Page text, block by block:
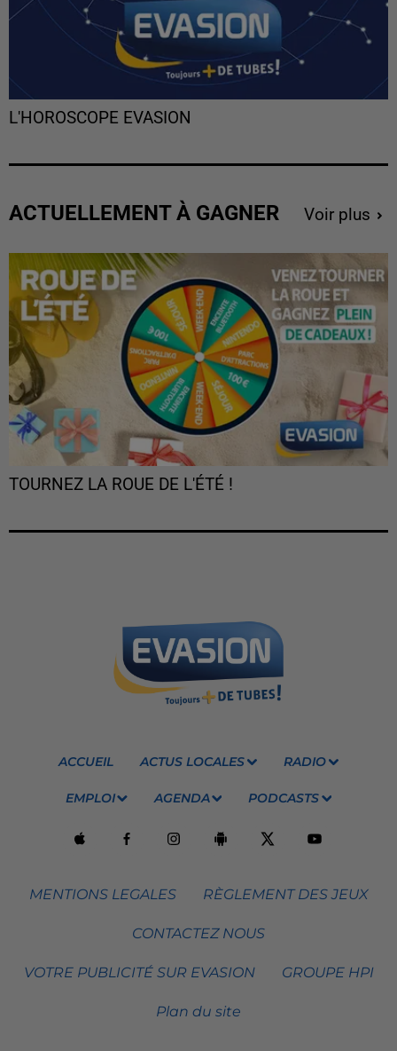
L'HOROSCOPE EVASION
ACTUELLEMENT À GAGNER Voir plus
TOURNEZ LA ROUE DE L'ÉTÉ !
ACCUEIL ACTUS LOCALES RADIO
EMPLOI AGENDA PODCASTS
MENTIONS LEGALES RÈGLEMENT DES JEUX
CONTACTEZ NOUS
VOTRE PUBLICITÉ SUR EVASION GROUPE HPI
Plan du site